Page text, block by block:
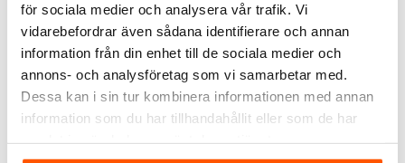
för sociala medier och analysera vår trafik. Vi
vidarebefordrar även sådana identifierare och annan
information från din enhet till de sociala medier och
annons- och analysföretag som vi samarbetar med.
Dessa kan i sin tur kombinera informationen med annan
information som du har tillhandahållit eller som de har
Byggcentral 32A med
0,5m 5G6
LÄGG I VARUKORG
Skickas inom 9-10 arbetsdagar
Elbjörn Byggcentral Mini
16A med JFB
Elbjörn
3 499,00 kr
LÄGG I VARUKORG
Skickas inom 6-8 arbetsdagar